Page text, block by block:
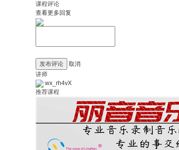
课程评论
查看更多回复
发布评论
取消
讲师
wx_rh4vX
推荐课程